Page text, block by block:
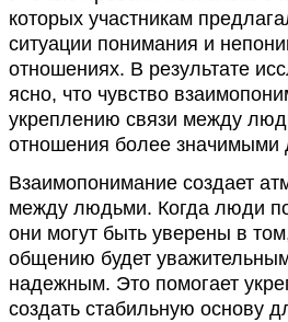
которых участникам
ситуации понимания и
отношениях. В результате
ясно, что чувство
укреплению связи между
отношения более значимыми
Взаимопонимание создает
между людьми. Когда люди
они могут быть уверены в
общению будет
надежным. Это помогает
создать стабильную основу